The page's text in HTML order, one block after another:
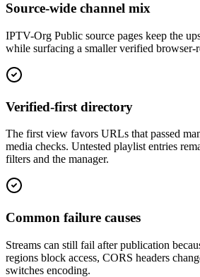
Source-wide channel mix
IPTV-Org Public source pages keep the
while surfacing a smaller verified browser-
Verified-first directory
The first view favors URLs that passed
media checks. Untested playlist entries
filters and the manager.
Common failure causes
Streams can still fail after publication
regions block access, CORS headers
switches encoding.